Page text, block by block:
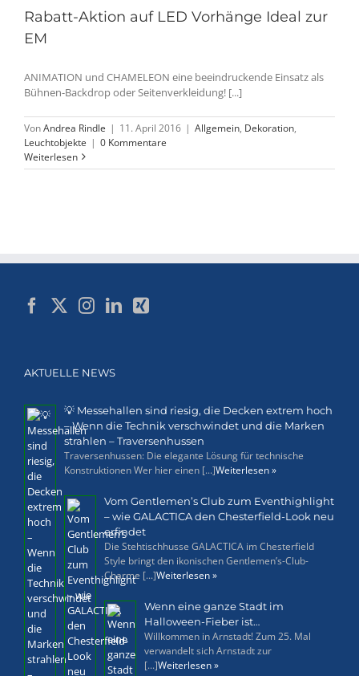
Rabatt-Aktion auf LED Vorhänge Ideal zur
EM
ANIMATION und CHAMELEON eine beeindruckende Einsatz als
Bühnen-Backdrop oder Seitenverkleidung! [...]
VonAndrea Rindle | 11. April 2016 | Allgemein, Dekoration,
Leuchtobjekte | 0 Kommentare
Weiterlesen
AKTUELLE NEWS
💡 Messehallen sind riesig, die Decken extrem hoch
– Wenn die Technik verschwindet und die Marken
strahlen – Traversenhussen
Traversenhussen: Die elegante Lösung für technische
Konstruktionen Wer hier einen [...]Weiterlesen »
Vom Gentlemen’s Club zum Eventhighlight
– wie GALACTICA den Chesterfield-Look neu
erfindet
Die Stehtischhusse GALACTICA im Chesterfield
Style bringt den ikonischen Gentlemen’s-Club-
Charme [...]Weiterlesen »
Wenn eine ganze Stadt im
Halloween-Fieber ist…
Willkommen in Arnstadt! Zum 25. Mal
verwandelt sich Arnstadt zur
[...]Weiterlesen »